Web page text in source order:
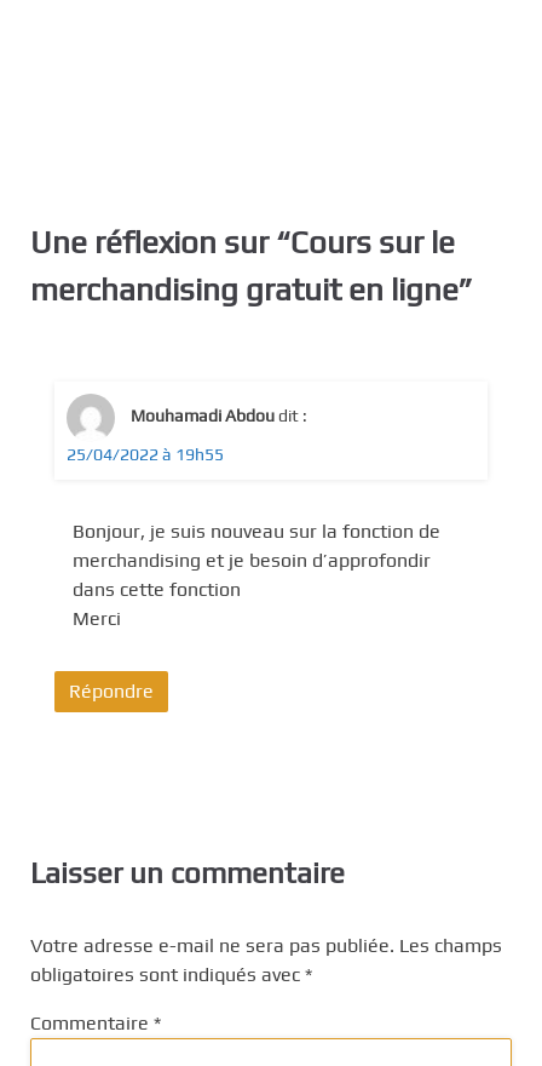
Une réflexion sur “Cours sur le
merchandising gratuit en ligne”
Mouhamadi Abdoudit :
25/04/2022 à 19h55
Bonjour, je suis nouveau sur la fonction de
merchandising et je besoin d’approfondir
dans cette fonction
Merci
Répondre
Laisser un commentaire
Votre adresse e-mail ne sera pas publiée. Les champs
obligatoires sont indiqués avec *
Commentaire *